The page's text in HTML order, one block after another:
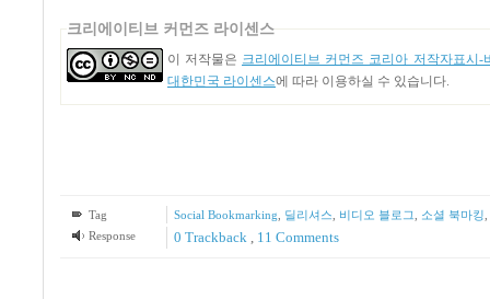
크리에이티브 커먼즈 라이센스
이 저작물은 크리에이티브 커먼즈 코리아 저작자표시-
대한민국 라이센스에 따라 이용하실 수 있습니다.
Tag Social Bookmarking 딜리셔스 비디오 블로그 소셜 북마킹
Response
0 Trackback 11 Comments